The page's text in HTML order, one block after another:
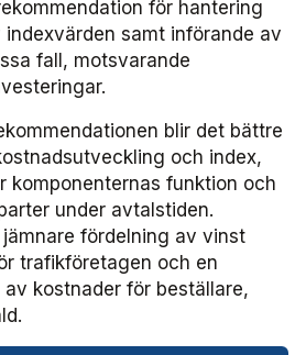
2023
2022
2026
2025
2024
2023
2022
och beredskap
2026
2026
för hantering
samt införande av
fall, motsvarande
blir det bättre
och index,
komponenternas funktion och
under avtalstiden.
fördelning av vinst
trafikföretagen och en
kostnader för beställare,